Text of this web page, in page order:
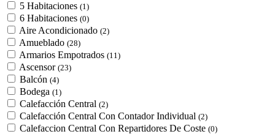
5 Habitaciones (1)
6 Habitaciones (0)
Aire Acondicionado (2)
Amueblado (28)
Armarios Empotrados (11)
Ascensor (23)
Balcón (4)
Bodega (1)
Calefacción Central (2)
Calefacción Central Con Contador Individual (2)
Calefaccion Central Con Repartidores De Coste (0)